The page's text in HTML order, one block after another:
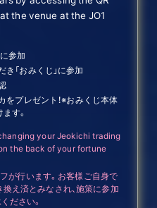
the venue at the JO1
参加
「おみくじ」に参加
をプレゼント！※おみくじ本体
す。
your Jeokichi trading
the back of your fortune
が行います。お客様ご自身で
え済とみなされ、施策に参加
ださい。